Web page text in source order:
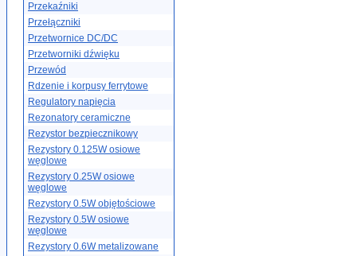
Przekaźniki
Przełączniki
Przetwornice DC/DC
Przetworniki dźwięku
Przewód
Rdzenie i korpusy ferrytowe
Regulatory napięcia
Rezonatory ceramiczne
Rezystor bezpiecznikowy
Rezystory 0.125W osiowe
węglowe
Rezystory 0.25W osiowe
węglowe
Rezystory 0.5W objętościowe
Rezystory 0.5W osiowe
węglowe
Rezystory 0.6W metalizowane